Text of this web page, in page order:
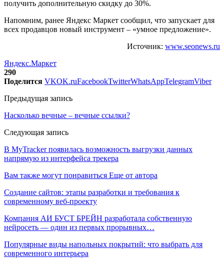
получить дополнительную скидку до 30%.
Напомним, ранее Яндекс Маркет сообщил, что запускает для
всех продавцов новый инструмент – «умное предложение».
Источник: www.seonews.ru
Яндекс.Маркет
290
Поделится VKOK.ruFacebookTwitterWhatsAppTelegramViber
Предыдущая запись
Насколько вечные – вечные ссылки?
Следующая запись
В MyTracker появилась возможность выгрузки данных
напрямую из интерфейса трекера
Вам также могут понравиться Еще от автора
Создание сайтов: этапы разработки и требования к
современному веб-проекту
Компания АИ БУСТ БРЕЙН разработала собственную
нейросеть — один из первых прорывных…
Популярные виды напольных покрытий: что выбрать для
современного интерьера